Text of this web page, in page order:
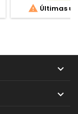
 Últimas

